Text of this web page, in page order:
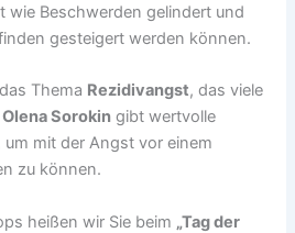
wie Beschwerden gelindert und
gesteigert werden können.
Thema Rezidivangst, das viele
Olena Sorokin gibt wertvolle
mit der Angst vor einem
zu können.
heißen wir Sie beim „Tag der